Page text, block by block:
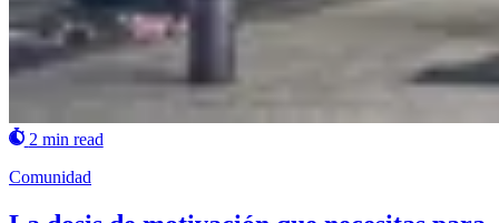
2 min read
Comunidad